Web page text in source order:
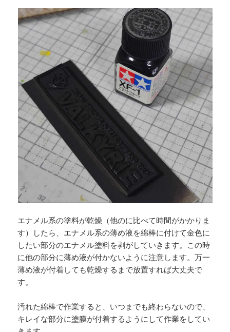
エナメル系の塗料が乾燥（他のに比べて時間がかかりま
す）したら、エナメル系の薄め液を綿棒に付けて金色に
したい部分のエナメル塗料を剥がしていきます。この時
に他の部分に薄め液が付かないように注意します。万一
薄め液が付着しても乾燥するまで放置すれば大丈夫で
す。
汚れた綿棒で作業すると、いつまでも終わらないので、
キレイな部分に塗膜が付着するようにして作業をしてい